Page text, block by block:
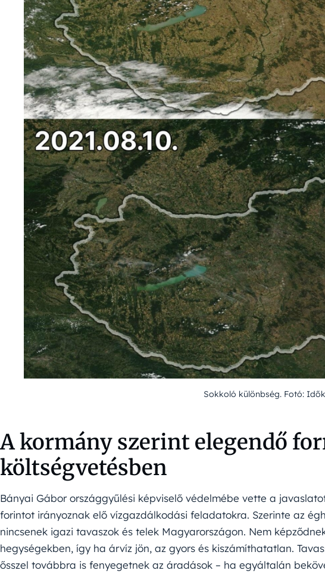
Sokkoló különbség. Fotó:
A kormány szerint elegendő
költségvetésben
Bányai Gábor országgyűlési képviselő védelmébe vette a
forintot irányoznak elő vízgazdálkodási feladatokra. Szerinte az
nincsenek igazi tavaszok és telek Magyarországon. Nem
hegységekben, így ha árvíz jön, az gyors és kiszámíthatatlan.
ősszel továbbra is fenyegetnek az áradások – ha egyáltalán